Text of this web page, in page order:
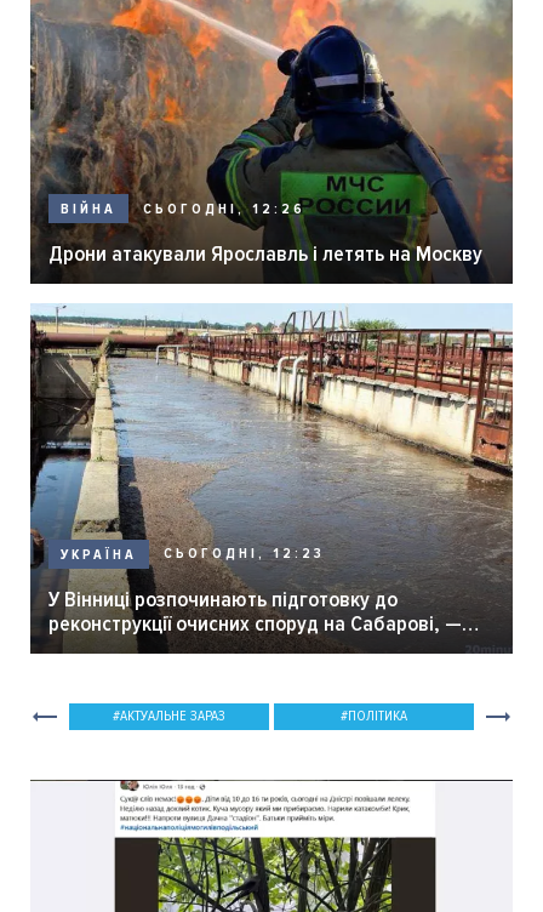
ВІЙНА СЬОГОДНІ, 12:26
Дрони атакували Ярославль і летять на Москву
УКРАЇНА СЬОГОДНІ, 12:23
У Вінниці розпочинають підготовку до
реконструкції очисних споруд на Сабарові, —
мер Вінниці.
АКТУАЛЬНЕ ЗАРАЗ ПОЛІТИКА